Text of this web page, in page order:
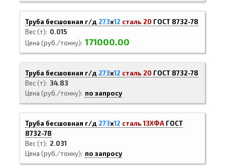
Труба бесшовная г/д 273х12 сталь 20 ГОСТ 8732-78
Вес (т)
0.015
Цена (руб./тонну) 171000.00
Труба бесшовная г/д 273х12 сталь 20 ГОСТ 8732-78
Вес (т)
34.83
Цена (руб./тонну)
по запросу
Труба бесшовная г/д 273х12 сталь 13ХФА ГОСТ
8732-78
Вес (т)
2.031
Цена (руб./тонну)
по запросу